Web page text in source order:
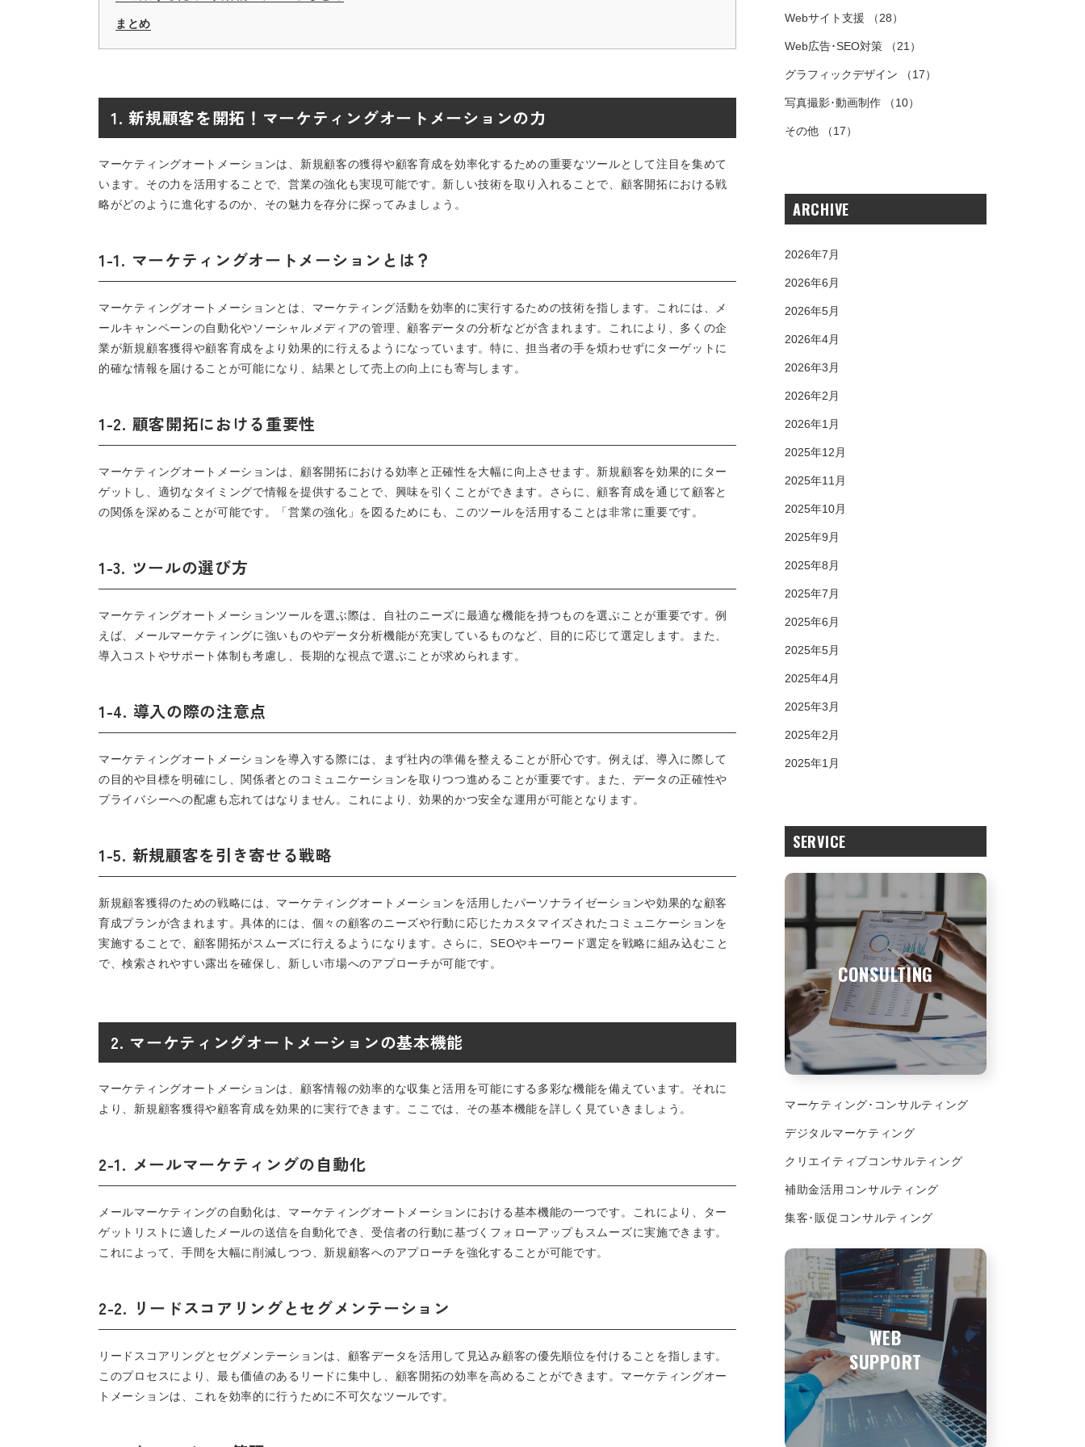
まとめ
1. 新規顧客を開拓！マーケティングオートメーションの力
マーケティングオートメーションは、新規顧客の獲得や顧客育成を効率化するための重要なツールとして注目を集めて
います。その力を活用することで、営業の強化も実現可能です。新しい技術を取り入れることで、顧客開拓における戦
略がどのように進化するのか、その魅力を存分に探ってみましょう。
1-1. マーケティングオートメーションとは？
マーケティングオートメーションとは、マーケティング活動を効率的に実行するための技術を指します。これには、メ
ールキャンペーンの自動化やソーシャルメディアの管理、顧客データの分析などが含まれます。これにより、多くの企
業が新規顧客獲得や顧客育成をより効果的に行えるようになっています。特に、担当者の手を煩わせずにターゲットに
的確な情報を届けることが可能になり、結果として売上の向上にも寄与します。
1-2. 顧客開拓における重要性
マーケティングオートメーションは、顧客開拓における効率と正確性を大幅に向上させます。新規顧客を効果的にター
ゲットし、適切なタイミングで情報を提供することで、興味を引くことができます。さらに、顧客育成を通じて顧客と
の関係を深めることが可能です。「営業の強化」を図るためにも、このツールを活用することは非常に重要です。
1-3. ツールの選び方
マーケティングオートメーションツールを選ぶ際は、自社のニーズに最適な機能を持つものを選ぶことが重要です。例
えば、メールマーケティングに強いものやデータ分析機能が充実しているものなど、目的に応じて選定します。また、
導入コストやサポート体制も考慮し、長期的な視点で選ぶことが求められます。
1-4. 導入の際の注意点
マーケティングオートメーションを導入する際には、まず社内の準備を整えることが肝心です。例えば、導入に際して
の目的や目標を明確にし、関係者とのコミュニケーションを取りつつ進めることが重要です。また、データの正確性や
プライバシーへの配慮も忘れてはなりません。これにより、効果的かつ安全な運用が可能となります。
1-5. 新規顧客を引き寄せる戦略
新規顧客獲得のための戦略には、マーケティングオートメーションを活用したパーソナライゼーションや効果的な顧客
育成プランが含まれます。具体的には、個々の顧客のニーズや行動に応じたカスタマイズされたコミュニケーションを
実施することで、顧客開拓がスムーズに行えるようになります。さらに、SEOやキーワード選定を戦略に組み込むこと
で、検索されやすい露出を確保し、新しい市場へのアプローチが可能です。
2. マーケティングオートメーションの基本機能
マーケティングオートメーションは、顧客情報の効率的な収集と活用を可能にする多彩な機能を備えています。それに
より、新規顧客獲得や顧客育成を効果的に実行できます。ここでは、その基本機能を詳しく見ていきましょう。
2-1. メールマーケティングの自動化
メールマーケティングの自動化は、マーケティングオートメーションにおける基本機能の一つです。これにより、ター
ゲットリストに適したメールの送信を自動化でき、受信者の行動に基づくフォローアップもスムーズに実施できます。
これによって、手間を大幅に削減しつつ、新規顧客へのアプローチを強化することが可能です。
2-2. リードスコアリングとセグメンテーション
リードスコアリングとセグメンテーションは、顧客データを活用して見込み顧客の優先順位を付けることを指します。
このプロセスにより、最も価値のあるリードに集中し、顧客開拓の効率を高めることができます。マーケティングオー
トメーションは、これを効率的に行うために不可欠なツールです。
Webサイト支援 （28）
Web広告･SEO対策 （21）
グラフィックデザイン （17）
写真撮影･動画制作 （10）
その他 （17）
ARCHIVE
2026年7月
2026年6月
2026年5月
2026年4月
2026年3月
2026年2月
2026年1月
2025年12月
2025年11月
2025年10月
2025年9月
2025年8月
2025年7月
2025年6月
2025年5月
2025年4月
2025年3月
2025年2月
2025年1月
SERVICE
CONSULTING
マーケティング･コンサルティング
デジタルマーケティング
クリエイティブコンサルティング
補助金活用コンサルティング
集客･販促コンサルティング
WEB
SUPPORT